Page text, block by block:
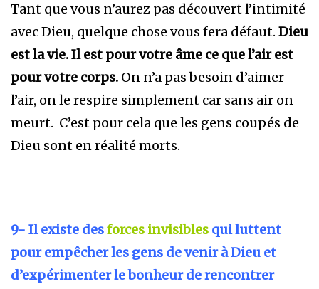
Tant que vous n’aurez pas découvert l’intimité
avec Dieu, quelque chose vous fera défaut. Dieu
est la vie. Il est pour votre âme ce que l’air est
pour votre corps. On n’a pas besoin d’aimer
l’air, on le respire simplement car sans air on
meurt. C’est pour cela que les gens coupés de
Dieu sont en réalité morts.
9- Il existe desforces invisibles qui luttent
pour empêcher les gens de venir à Dieu et
d’expérimenter le bonheurde rencontrer